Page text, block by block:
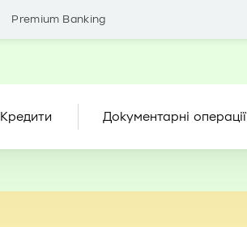
Premium Banking
Кредити Документарні операції